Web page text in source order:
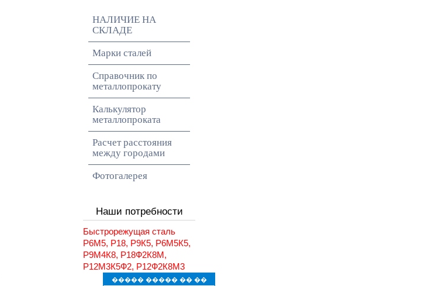
НАЛИЧИЕ НА
СКЛАДЕ
Марки сталей
Справочник по
металлопрокату
Калькулятор
металлопроката
Расчет расстояния
между городами
Фотогалерея
Наши потребности
Быстрорежущая сталь
Р6М5, Р18, Р9К5, Р6М5К5,
Р9М4К8, Р18Ф2К8М,
Р12М3К5Ф2, Р12Ф2К8М3
����� ����� �� ��